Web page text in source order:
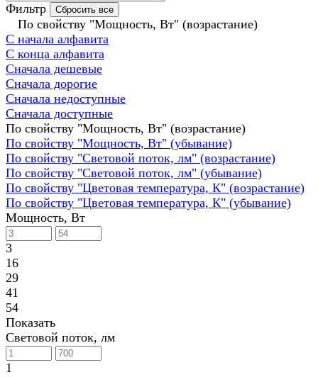
Фильтр Сбросить все
По свойству "Мощность, Вт" (возрастание)
С начала алфавита
С конца алфавита
Сначала дешевые
Сначала дорогие
Сначала недоступные
Сначала доступные
По свойству "Мощность, Вт" (возрастание)
По свойству "Мощность, Вт" (убывание)
По свойству "Световой поток, лм" (возрастание)
По свойству "Световой поток, лм" (убывание)
По свойству "Цветовая температура, К" (возрастание)
По свойству "Цветовая температура, К" (убывание)
Мощность, Вт
3
16
29
41
54
Показать
Световой поток, лм
1